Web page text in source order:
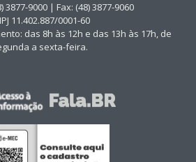
3877-9000 | Fax: (48) 3877-9060
11.402.887/0001-60
das 8h às 12h e das 13h às 17h, de
a sexta-feira.